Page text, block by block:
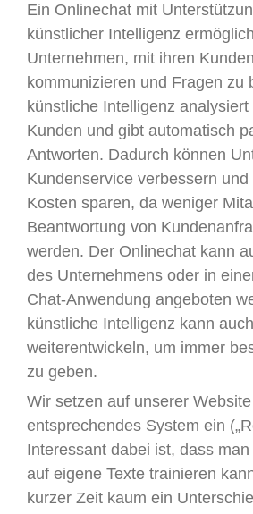
Ein Onlinechat mit
künstlicher Intelligenz
Unternehmen, mit ihren
kommunizieren und Fragen zu
künstliche Intelligenz
Kunden und gibt automatisch
Antworten. Dadurch können
Kundenservice verbessern und
Kosten sparen, da weniger
Beantwortung von
werden. Der Onlinechat kann
des Unternehmens oder in
Chat-Anwendung angeboten
künstliche Intelligenz kann
weiterentwickeln, um immer
zu geben.
Wir setzen auf unserer
entsprechendes System ein
Interessant dabei ist, dass
auf eigene Texte trainieren
kurzer Zeit kaum ein